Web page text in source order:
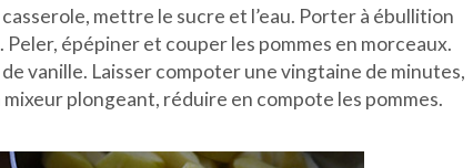
mettre le sucre et l’eau. Porter à ébullition
épépiner et couper les pommes en morceaux.
vanille. Laisser compoter une vingtaine de minutes,
plongeant, réduire en compote les pommes.